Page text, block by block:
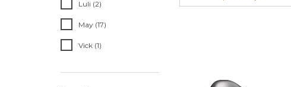
Luli (2)
May (17)
Vick (1)